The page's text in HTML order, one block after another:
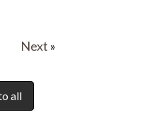
Next »
all